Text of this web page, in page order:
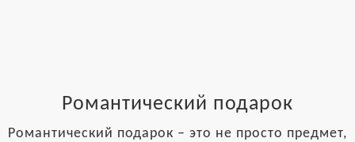
Романтический подарок
Романтический подарок – это не просто предмет,